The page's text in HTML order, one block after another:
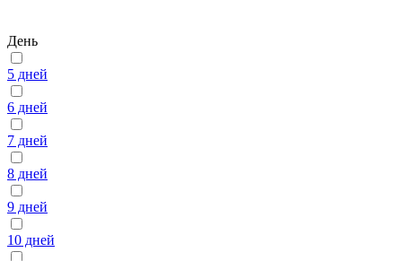
День
5 дней
6 дней
7 дней
8 дней
9 дней
10 дней